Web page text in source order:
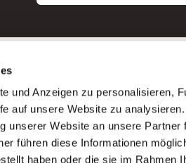
und Anzeigen zu personalisieren,
auf unsere Website zu
unserer Website an unsere
führen diese Informationen
haben oder die sie im Rahmen
AWO
Sitemap
Impressum
Datenschutz